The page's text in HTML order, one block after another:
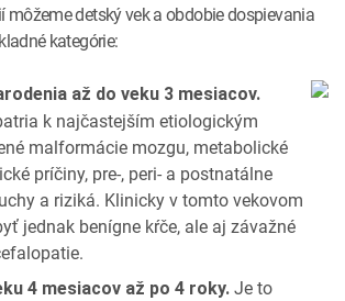
môžeme detský vek a obdobie dospievania
kategórie:
až do veku 3 mesiacov.
k najčastejším etiologickým
malformácie mozgu, metabolické
príčiny, pre-, peri- a postnatálne
a riziká. Klinicky v tomto vekovom
jednak benígne kŕče, ale aj závažné
4 mesiacov až po 4 roky. Je to